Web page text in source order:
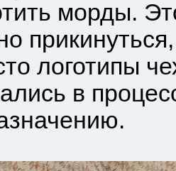
морды.
логотипы
в